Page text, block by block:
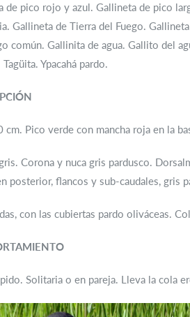
de pico rojo y azul. Gallineta de pico
Gallineta de Tierra del Fuego.
común. Gallinita de agua. Gallito del
Tagüita. Ypacahá pardo.
cm. Pico verde con mancha roja en la
Corona y nuca gris pardusco.
posterior, flancos y sub-caudales, gris
con las cubiertas pardo oliváceas.
Solitaria o en pareja. Lleva la cola